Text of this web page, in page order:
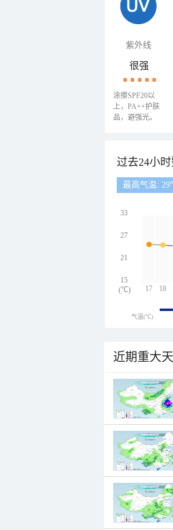
紫外线
很强
涂擦SPF20以
上，PA++护肤
品，避强光。
过去24小
最高气温:
17 18
33
27
21
15
(℃)
气温(℃)
近期重大